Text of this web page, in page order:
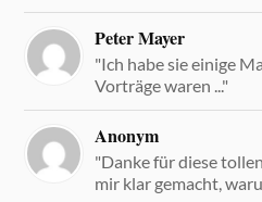
Peter Mayer
"Ich habe sie einige
Vorträge waren ..."
Anonym
"Danke für diese
mir klar gemacht,